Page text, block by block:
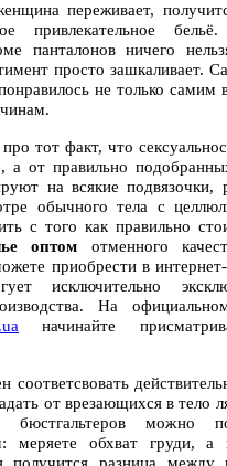
переживает,
привлекательное
панталонов ничего
просто зашкаливает.
не только самим
тот факт, что
а от правильно
на всякие подвязочки,
обычного тела с
с того как правильно
оптом отменного
приобрести в
исключительно
На
начинайте
соответсвовать
от врезающихся в тело
бюстгальтеров можно
меряете обхват груди,